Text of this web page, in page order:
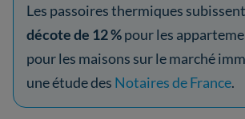
Les passoires thermiques
décote de 12 %pour les
pour les maisons sur le marché
une étude des Notaires de France.